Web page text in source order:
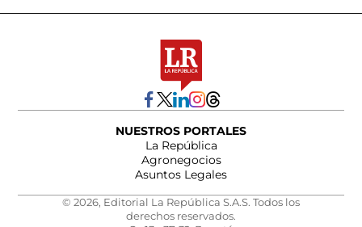
NUESTROS PORTALES
La República
Agronegocios
Asuntos Legales
© 2026, Editorial La República S.A.S. Todos los
derechos reservados.